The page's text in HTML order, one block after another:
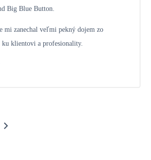
Big Blue Button.
mi zanechal veľmi pekný dojem zo
ku klientovi a profesionality.